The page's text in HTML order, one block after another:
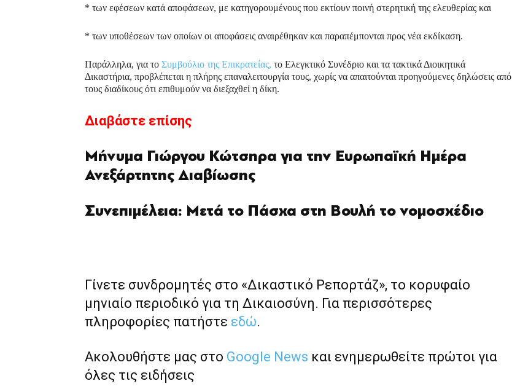
* των εφέσεων κατά αποφάσεων, με κατηγορουμένους που εκτίουν ποινή στερητική της ελευθερίας και
* των υποθέσεων των οποίων οι αποφάσεις αναιρέθηκαν και παραπέμπονται προς νέα εκδίκαση.
Παράλληλα, για το Συμβούλιο της Επικρατείας, το Ελεγκτικό Συνέδριο και τα τακτικά Διοικητικά
Δικαστήρια, προβλέπεται η πλήρης επαναλειτουργία τους, χωρίς να απαιτούνται προηγούμενες δηλώσεις από
τους διαδίκους ότι επιθυμούν να διεξαχθεί η δίκη.
Διαβάστε επίσης
Μήνυμα Γιώργου Κώτσηρα για την Ευρωπαϊκή Ημέρα
Ανεξάρτητης Διαβίωσης
Συνεπιμέλεια: Μετά το Πάσχα στη Βουλή το νομοσχέδιο
Γίνετε συνδρομητές στο «Δικαστικό Ρεπορτάζ», το κορυφαίο
μηνιαίο περιοδικό για τη Δικαιοσύνη. Για περισσότερες
πληροφορίες πατήστε εδώ.
Ακολουθήστε μας στο Google News και ενημερωθείτε πρώτοι για
όλες τις ειδήσεις